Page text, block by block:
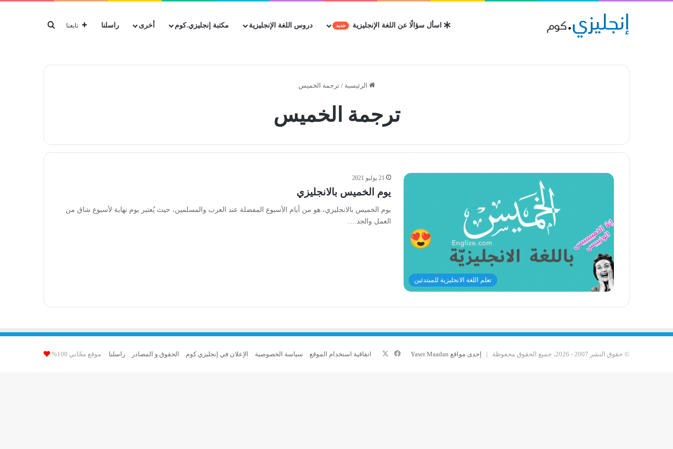
اسأل سؤالًا عن اللغة الإنجليزية جديد دروس اللغة الإنجليزية مكتبة إنجليزي.كوم أخرى راسلنا تابعنا
الرئيسية / ترجمة الخميس
ترجمة الخميس
تعلم اللغة الانجليزية للمبتدئين
21 يوليو 2021
يوم الخميس بالانجليزي
يوم الخميس بالانجليزي، هو من أيام الأسبوع المفضلة عند العرب والمسلمين، حيث يُعتبر يوم نهاية لأسبوع شاق من
العمل والجد.…
© حقوق النشر 2007 - 2026، جميع الحقوق محفوظة | إحدى مواقع Yaser Maadan موقع مجّاني 100% اتفاقية استخدام الموقع سياسة الخصوصية الإعلان في إنجليزي.كوم الحقوق و المصادر راسلنا فيسبوك